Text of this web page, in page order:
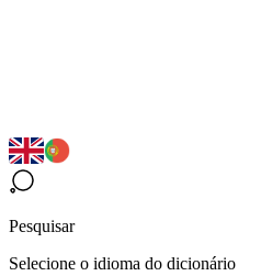
Pesquisar
Selecione o idioma do dicionário